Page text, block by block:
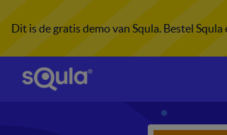
Dit is de gratis demo van Squla. Bestel